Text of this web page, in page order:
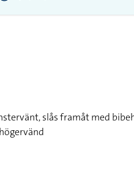
slås framåt med